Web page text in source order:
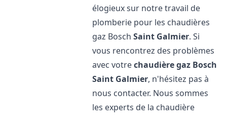
élogieux sur notre travail de
plomberie pour les chaudières
gaz BoschSaint Galmier. Si
vous rencontrez des problèmes
avec votrechaudière gaz Bosch
Saint Galmier, n'hésitez pas à
nous contacter. Nous sommes
les experts de la chaudière